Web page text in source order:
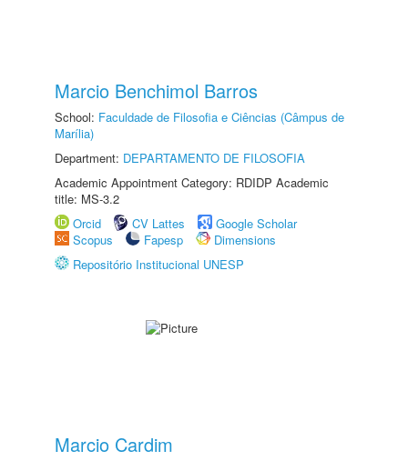
Marcio Benchimol Barros
School: Faculdade de Filosofia e Ciências (Câmpus de
Marília)
Department: DEPARTAMENTO DE FILOSOFIA
Academic Appointment Category: RDIDP Academic
title: MS-3.2
Orcid
CV Lattes
Google Scholar
Scopus
Fapesp
Dimensions
Repositório Institucional UNESP
Marcio Cardim